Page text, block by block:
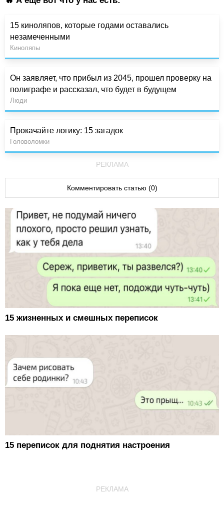
15 киноляпов, которые годами оставались
незамеченными
Киноляпы
Он заявляет, что прибыл из 2045, прошел проверку на
полиграфе и рассказал, что будет в будущем
Люди
Прокачайте логику: 15 загадок
Головоломки
РЕКЛАМА
Комментировать статью (0)
15 жизненных и смешных переписок
15 переписок для поднятия настроения
РЕКЛАМА